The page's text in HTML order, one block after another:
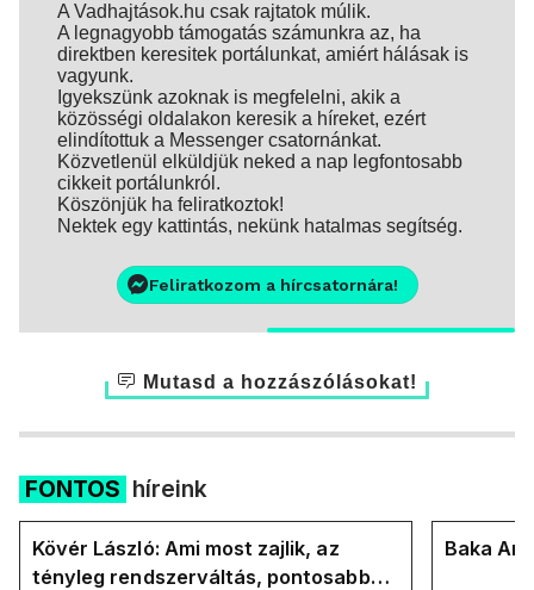
A Vadhajtások.hu csak rajtatok múlik.
A legnagyobb támogatás számunkra az, ha
direktben keresitek portálunkat, amiért hálásak is
vagyunk.
Igyekszünk azoknak is megfelelni, akik a
közösségi oldalakon keresik a híreket, ezért
elindítottuk a Messenger csatornánkat.
Közvetlenül elküldjük neked a nap legfontosabb
cikkeit portálunkról.
Köszönjük ha feliratkoztok!
Nektek egy kattintás, nekünk hatalmas segítség.
Feliratkozom a hírcsatornára!
Mutasd a hozzászólásokat!
FONTOS híreink
Kövér László: Ami most zajlik, az
tényleg rendszerváltás, pontosabban
Baka